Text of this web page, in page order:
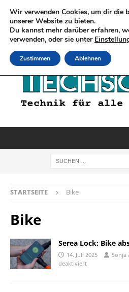
STARTSEITE Bike
Bike
Serea Lock: Bike
14. Juli 2025 Sonja
deaktiviert
Wir verwenden Cookies, um dir die
unserer Website zu bieten.
Du kannst mehr darüber erfahren,
verwenden, oder sie unter
Zustimmen Ablehnen